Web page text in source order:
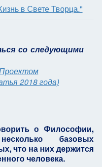
в Свете Творца."
со следующими
2018 года)
о Философии,
базовых
что на них держится
человека.